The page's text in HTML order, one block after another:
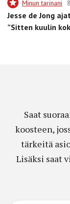
Minun tarinani
Jesse de Jong
”Sitten kuulin
Saat
koosteen,
tärkeitä
Lisäksi saat